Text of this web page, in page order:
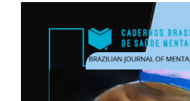
lateral